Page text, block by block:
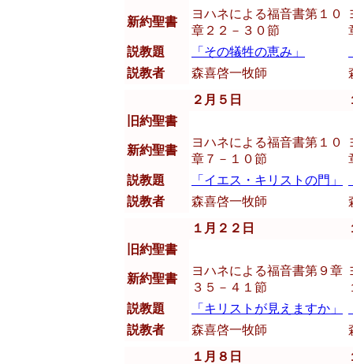
新約聖書
ヨハネによる福音書第１０
章２２－３０節
説教題
「その犠牲の恵み」
説教者
森喜啓一牧師
２月５日
旧約聖書
新約聖書
ヨハネによる福音書第１０
章７－１０節
説教題
「イエス・キリストの門」
説教者
森喜啓一牧師
１月２２日
旧約聖書
新約聖書
ヨハネによる福音書第９章
３５－４１節
説教題
「キリストが見えますか」
説教者
森喜啓一牧師
１月８日